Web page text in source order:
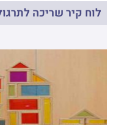
לוח קיר שריכה